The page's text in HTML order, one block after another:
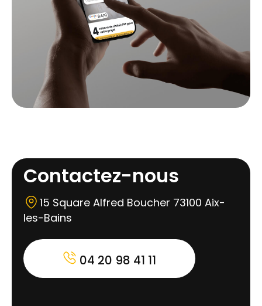
Contactez-nous
15 Square Alfred Boucher 73100 Aix-
les-Bains
04 20 98 41 11